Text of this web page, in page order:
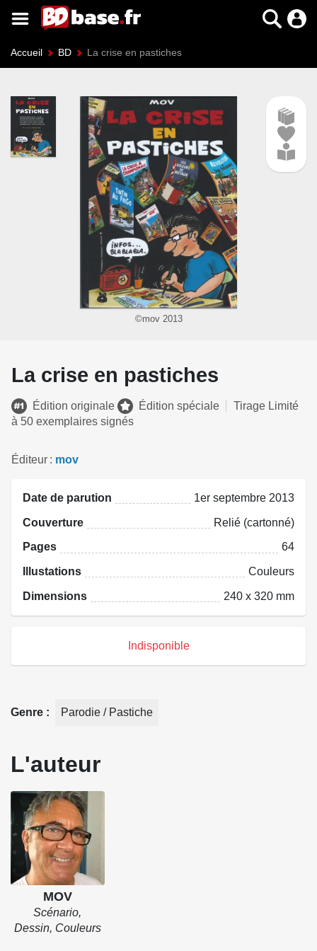
Accueil BD La crise en pastiches
©mov 2013
La crise en pastiches
Édition originale Édition spéciale
Tirage Limité
à 50 exemplaires signés
Éditeur mov
Date de parution 1er septembre 2013
Couverture Relié (cartonné)
Pages 64
Illustations Couleurs
Dimensions 240 x 320 mm
Indisponible
Genre Parodie / Pastiche
L'auteur
MOV
Scénario,
Dessin, Couleurs